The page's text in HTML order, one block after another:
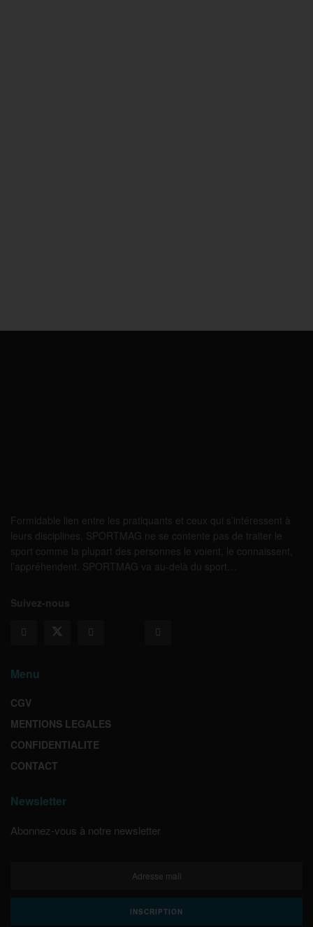
Formidable lien entre les pratiquants et ceux qui s’intéressent à
leurs disciplines, SPORTMAG ne se contente pas de traiter le
sport comme la plupart des personnes le voient, le connaissent,
l’appréhendent. SPORTMAG va au-delà du sport…
Suivez-nous
Menu
CGV
MENTIONS LEGALES
CONFIDENTIALITE
CONTACT
Newsletter
Abonnez-vous à notre newsletter